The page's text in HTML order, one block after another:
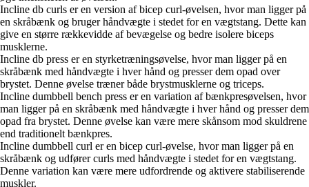
Incline db curls er en version af bicep curl-øvelsen, hvor man ligger på
en skråbænk og bruger håndvægte i stedet for en vægtstang. Dette kan
give en større rækkevidde af bevægelse og bedre isolere biceps
musklerne.
Incline db press er en styrketræningsøvelse, hvor man ligger på en
skråbænk med håndvægte i hver hånd og presser dem opad over
brystet. Denne øvelse træner både brystmusklerne og triceps.
Incline dumbbell bench press er en variation af bænkpresøvelsen, hvor
man ligger på en skråbænk med håndvægte i hver hånd og presser dem
opad fra brystet. Denne øvelse kan være mere skånsom mod skuldrene
end traditionelt bænkpres.
Incline dumbbell curl er en bicep curl-øvelse, hvor man ligger på en
skråbænk og udfører curls med håndvægte i stedet for en vægtstang.
Denne variation kan være mere udfordrende og aktivere stabiliserende
muskler.